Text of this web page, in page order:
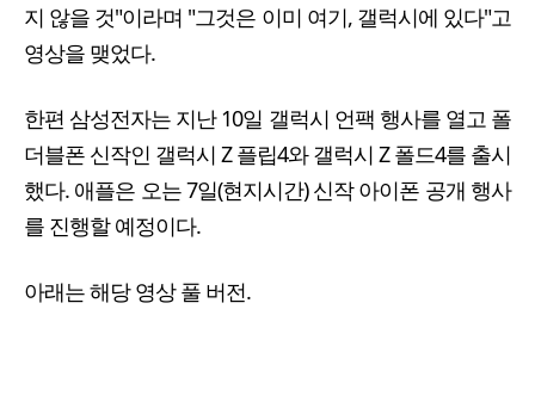
지 않을 것"이라며 "그것은 이미 여기, 갤럭시에 있다"고
영상을 맺었다.
한편 삼성전자는 지난 10일 갤럭시 언팩 행사를 열고 폴
더블폰 신작인 갤럭시 Z 플립4와 갤럭시 Z 폴드4를 출시
했다. 애플은 오는 7일(현지시간) 신작 아이폰 공개 행사
를 진행할 예정이다.
아래는 해당 영상 풀 버전.